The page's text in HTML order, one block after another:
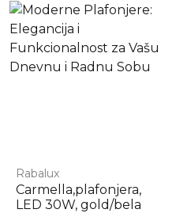
Rabalux
Carmella,plafonjera,
LED 30W, gold/bela